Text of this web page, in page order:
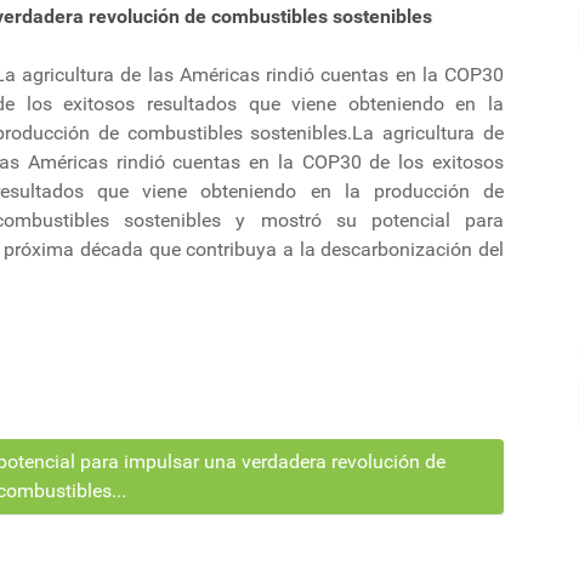
revolución de combustibles sostenibles
agricultura de las Américas rindió cuentas en la COP30
los exitosos resultados que viene obteniendo en la
de combustibles sostenibles.La agricultura de
Américas rindió cuentas en la COP30 de los exitosos
que viene obteniendo en la producción de
sostenibles y mostró su potencial para
década que contribuya a la descarbonización del
para impulsar una verdadera revolución de